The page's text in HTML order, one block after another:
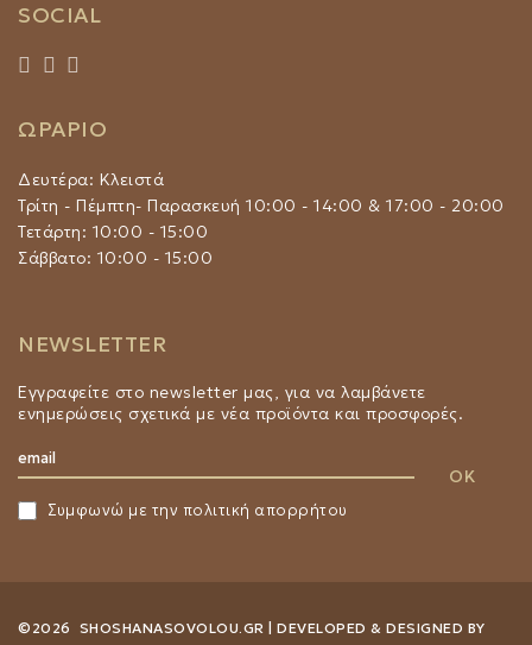
SOCIAL
ΩΡΑΡΙΟ
Δευτέρα: Κλειστά
Τρίτη - Πέμπτη- Παρασκευή 10:00 - 14:00 & 17:00 - 20:00
Τετάρτη: 10:00 - 15:00
Σάββατο: 10:00 - 15:00
NEWSLETTER
Εγγραφείτε στο newsletter μας, για να λαμβάνετε
ενημερώσεις σχετικά με νέα προϊόντα και προσφορές.
Συμφωνώ με την πολιτική απορρήτου
©2026 SHOSHANASOVOLOU.GR | DEVELOPED & DESIGNED BY